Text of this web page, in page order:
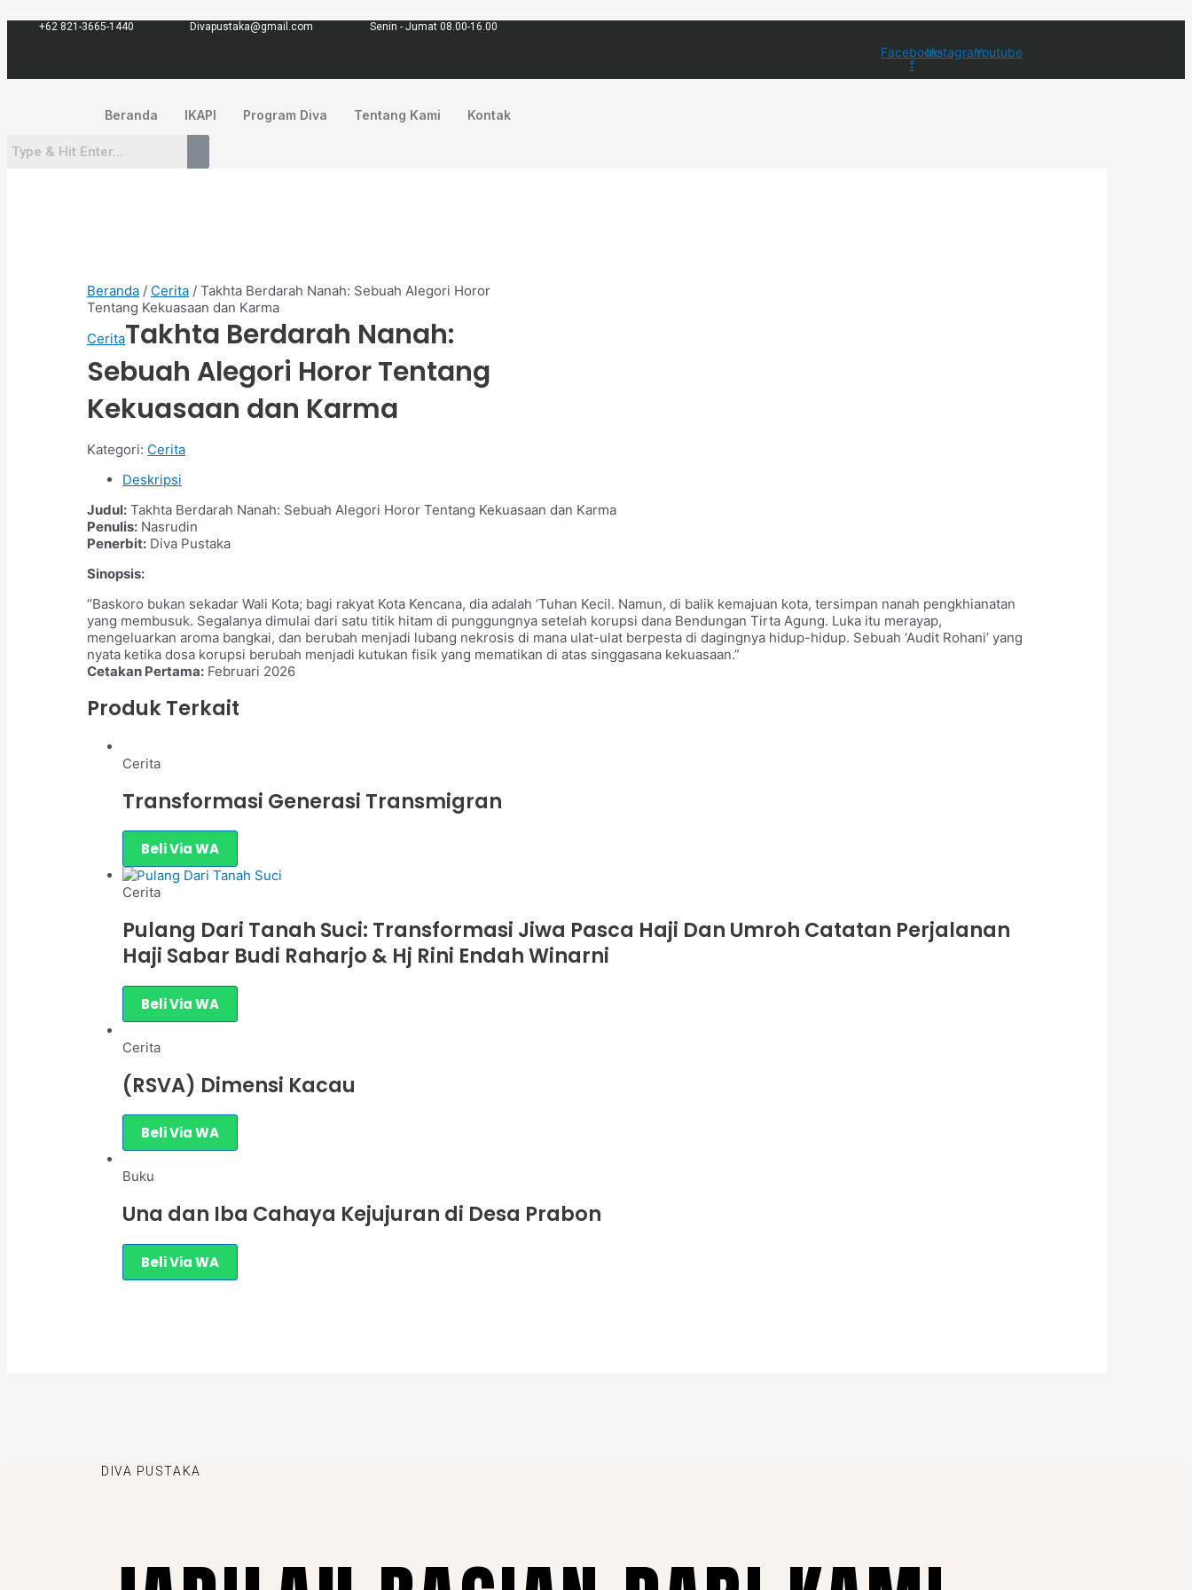
ke
+62 821-3665-1440 Divapustaka@gmail.com Senin - Jumat 08.00-16.00
Facebook-
f
InstagramYoutube
Beranda IKAPI Program Diva Tentang Kami Kontak
Beranda / Cerita / Takhta Berdarah Nanah: Sebuah Alegori Horor
Tentang Kekuasaan dan Karma
CeritaTakhta Berdarah Nanah:
Sebuah Alegori Horor Tentang
Kekuasaan dan Karma
Kategori: Cerita
Deskripsi
Judul: Takhta Berdarah Nanah: Sebuah Alegori Horor Tentang Kekuasaan dan Karma
Penulis: Nasrudin
Penerbit: Diva Pustaka
Sinopsis:
“Baskoro bukan sekadar Wali Kota; bagi rakyat Kota Kencana, dia adalah ‘Tuhan Kecil. Namun, di balik kemajuan kota, tersimpan nanah pengkhianatan
yang membusuk. Segalanya dimulai dari satu titik hitam di punggungnya setelah korupsi dana Bendungan Tirta Agung. Luka itu merayap,
mengeluarkan aroma bangkai, dan berubah menjadi lubang nekrosis di mana ulat-ulat berpesta di dagingnya hidup-hidup. Sebuah ‘Audit Rohani’ yang
nyata ketika dosa korupsi berubah menjadi kutukan fisik yang mematikan di atas singgasana kekuasaan.”
Cetakan Pertama: Februari 2026
Produk Terkait
Cerita
Transformasi Generasi Transmigran
Beli Via WA
Cerita
Pulang Dari Tanah Suci: Transformasi Jiwa Pasca Haji Dan Umroh Catatan Perjalanan
Haji Sabar Budi Raharjo & Hj Rini Endah Winarni
Beli Via WA
Cerita
(RSVA) Dimensi Kacau
Beli Via WA
Buku
Una dan Iba Cahaya Kejujuran di Desa Prabon
Beli Via WA
DIVA PUSTAKA